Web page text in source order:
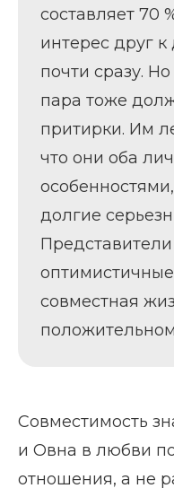
составляет 70
интерес друг к
почти сразу.
пара тоже
притирки. Им
что они оба
долгие
Представители
совместная
Совместимость
и Овна в любви
отношения, а не